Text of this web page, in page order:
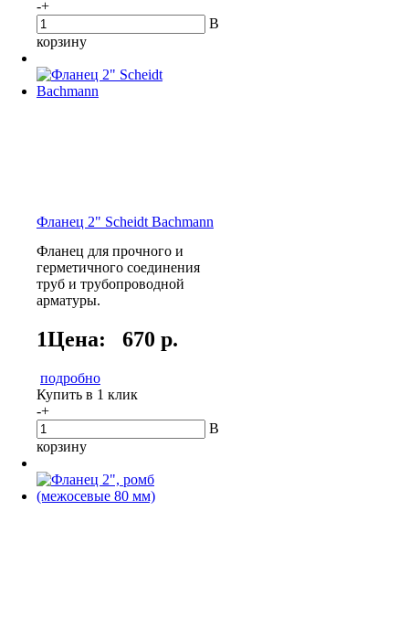
-+
В
корзину
Фланец 2" Scheidt Bachmann
Фланец для прочного и
герметичного соединения
труб и трубопроводной
арматуры.
1Цена: 670 р.
подробно
Купить в 1 клик
-+
В
корзину